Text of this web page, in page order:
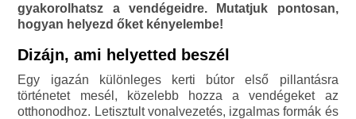
gyakorolhatsz a vendégeidre. Mutatjuk pontosan,
hogyan helyezd őket kényelembe!
Dizájn, ami helyetted beszél
Egy igazán különleges kerti bútor első pillantásra
történetet mesél, közelebb hozza a vendégeket az
otthonodhoz. Letisztult vonalvezetés, izgalmas formák és